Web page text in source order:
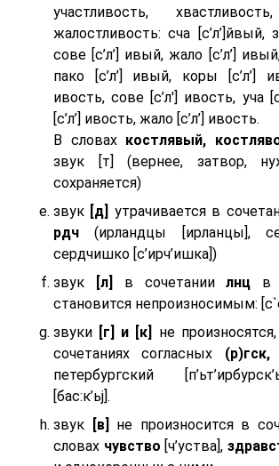
участливость,
жалостливость: сча [с’л’]йвый,
сове [с’л’] ивый, жало [с’л’]
пако [с’л’] ивый, коры [с’л’]
ивость, сове [с’л'] ивость, уча
[с’л’] ивость, жало [с’л’] ивость.
В словахкостлявый,
звук [т] (вернее, затвор,
сохраняется)
звук [д] утрачивается в
рдч (ирландцы [ирланцы],
сердчишко [с’ирч’ишка])
звук
[л] в сочетаниилнц в
становится непроизносимым:
звуки [г] и [к]
не
сочетаниях согласных
петербургский
[бас:к’ьj].
звук
[в] не произносится в
словах чувство [ч’уства],